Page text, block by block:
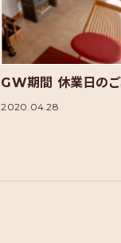
GW期間 休業日の
2020.04.28